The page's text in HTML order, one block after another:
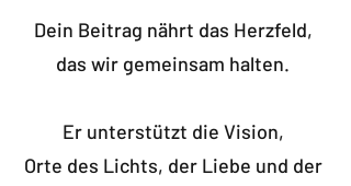
Dein Beitrag nährt das Herzfeld,
das wir gemeinsam halten.
Er unterstützt die Vision,
Orte des Lichts, der Liebe und der